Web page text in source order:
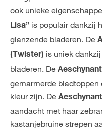
ook unieke
Lisa” is populair dankzij
glanzende bladeren. De
(Twister) is uniek
bladeren. De
gemarmerde
kleur zijn. De
aandacht met haar
kastanjebruine strepen